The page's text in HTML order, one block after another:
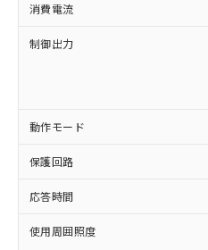
消費電流
制御出力
動作モード
保護回路
応答時間
使用周囲照度対応済み：EU
非含有に対応した製品